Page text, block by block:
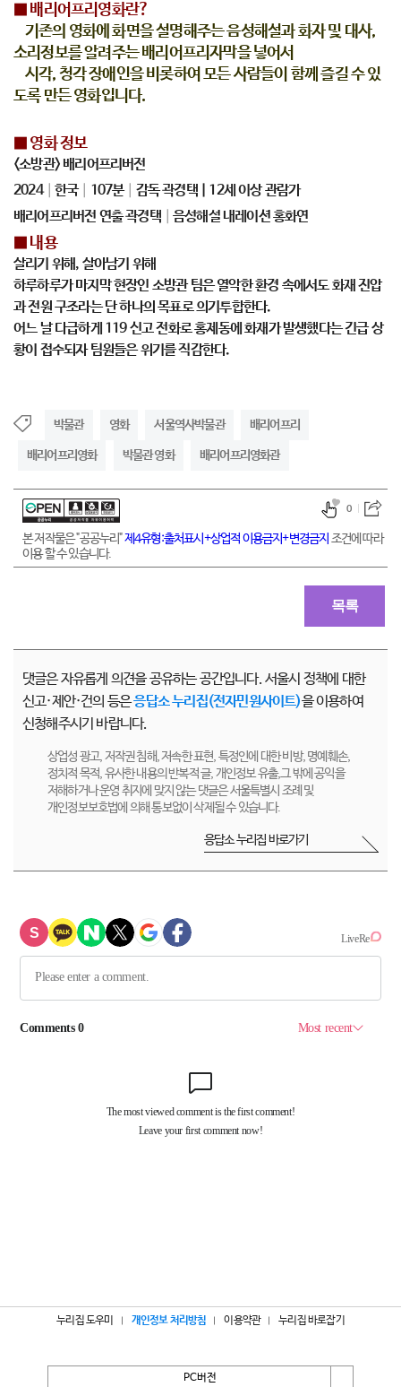
■ 배리어프리영화란?
기존의 영화에 화면을 설명해주는 음성해설과 화자 및 대사,
소리정보를 알려주는 배리어프리자막을 넣어서
시각, 청각 장애인을 비롯하여 모든 사람들이 함께 즐길 수 있
도록 만든 영화입니다.
■ 영화 정보
<소방관> 배리어프리버전
2024│한국│107분│감독 곽경택 | 12세 이상 관람가
배리어프리버전 연출 곽경택│음성해설 내레이션 홍화연
■ 내용
살리기 위해, 살아남기 위해
하루하루가 마지막 현장인 소방관 팀은 열악한 환경 속에서도 화재 진압
과 전원 구조라는 단 하나의 목표로 의기투합한다.
어느 날 다급하게 119 신고 전화로 홍제동에 화재가 발생했다는 긴급 상
황이 접수되자 팀원들은 위기를 직감한다.
박물관 영화 서울역사박물관 배리어프리
배리어프리영화 박물관 영화 배리어프리영화관
본 저작물은 "공공누리"제4유형:출처표시+상업적 이용금지+변경금지 조건에 따라
이용 할 수 있습니다.
0
목록
댓글은 자유롭게 의견을 공유하는 공간입니다. 서울시 정책에 대한
신고·제안·건의 등은응답소 누리집(전자민원사이트)을 이용하여
신청해주시기 바랍니다.
상업성 광고, 저작권 침해, 저속한 표현, 특정인에 대한 비방, 명예훼손,
정치적 목적, 유사한 내용의 반복적 글, 개인정보 유출,그 밖에 공익을
저해하거나 운영 취지에 맞지 않는 댓글은 서울특별시 조례 및
개인정보보호법에 의해 통보없이 삭제될 수 있습니다.
응답소 누리집 바로가기
누리집 도우미 개인정보 처리방침 이용약관 누리집 바로잡기
PC버전